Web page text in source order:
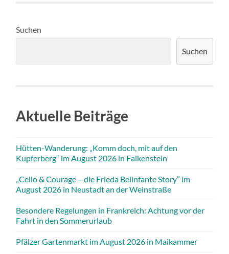
Suchen
Suchen
Aktuelle Beiträge
Hütten-Wanderung: „Komm doch, mit auf den
Kupferberg“ im August 2026 in Falkenstein
„Cello & Courage – die Frieda Belinfante Story” im
August 2026 in Neustadt an der Weinstraße
Besondere Regelungen in Frankreich: Achtung vor der
Fahrt in den Sommerurlaub
Pfälzer Gartenmarkt im August 2026 in Maikammer